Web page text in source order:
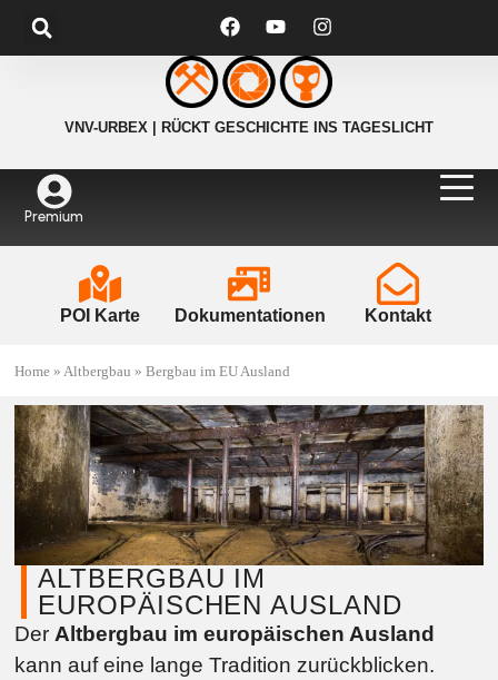
VNV-URBEX | RÜCKT GESCHICHTE INS TAGESLICHT
Premium
POI Karte Dokumentationen Kontakt
Home »Altbergbau »Bergbau im EU Ausland
ALTBERGBAU IM
EUROPÄISCHEN AUSLAND
Der Altbergbau im europäischen Ausland
kann auf eine lange Tradition zurückblicken.